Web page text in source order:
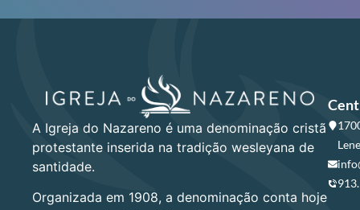
A Igreja do Nazareno é uma denominação cristã
protestante inserida na tradição wesleyana de
santidade.
Organizada em 1908, a denominação conta hoje